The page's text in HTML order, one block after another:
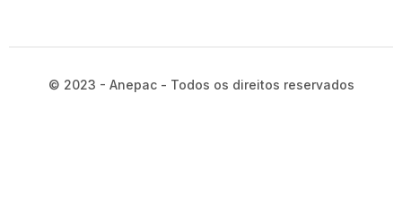
© 2023 - Anepac - Todos os direitos reservados